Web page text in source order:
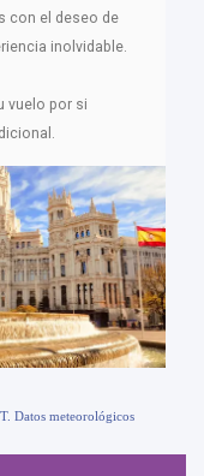
con el deseo de
inolvidable.
vuelo por si
Datos meteorológicos